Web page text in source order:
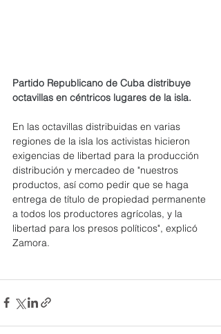
Partido Republicano de Cuba distribuye
octavillas en céntricos lugares de la isla.
En las octavillas distribuidas en varias
regiones de la isla los activistas hicieron
exigencias de libertad para la producción
distribución y mercadeo de "nuestros
productos, así como pedir que se haga
entrega de título de propiedad permanente
a todos los productores agrícolas, y la
libertad para los presos políticos", explicó
Zamora.